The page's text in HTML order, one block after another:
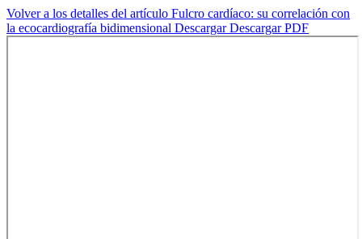
Volver a los detalles del artículo Fulcro cardíaco: su correlación con
la ecocardiografía bidimensional DescargarDescargar PDF